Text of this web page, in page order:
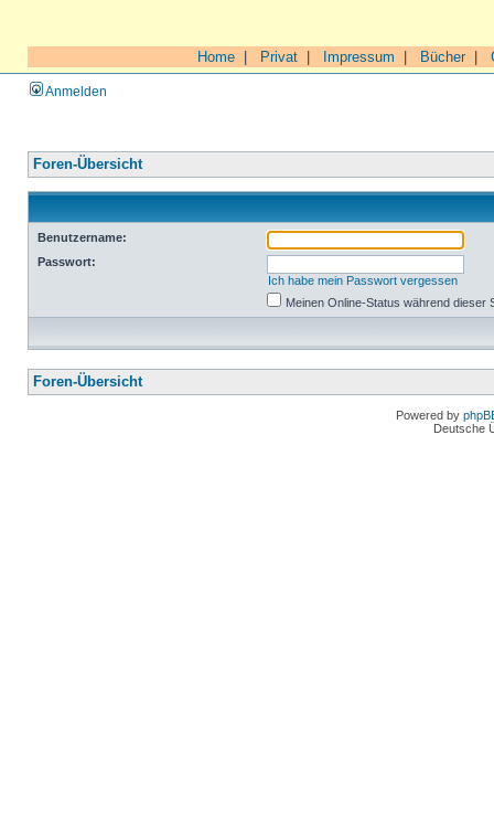
Home Privat Impressum Bücher|
Anmelden
Foren-Übersicht
Benutzername:
Passwort:
Ich habe mein Passwort vergessen
Meinen Online-Status während dieser
Foren-Übersicht
Powered by
Deutsche